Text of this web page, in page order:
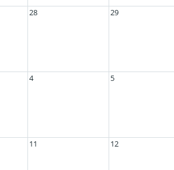
28 29
4 5
11 12